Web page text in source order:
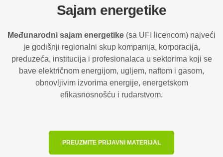
Sajam energetike
Međunarodni sajam energetike (sa UFI licencom) najveći
je godišnji regionalni skup kompanija, korporacija,
preduzeća, institucija i profesionalaca u sektorima koji se
bave električnom energijom, ugljem, naftom i gasom,
obnovljivim izvorima energije, energetskom
efikasnosnošću i rudarstvom.
PREUZMITE PRIJAVNI MATERIJAL